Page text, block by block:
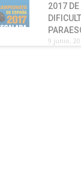
2017 DE
9 junio,